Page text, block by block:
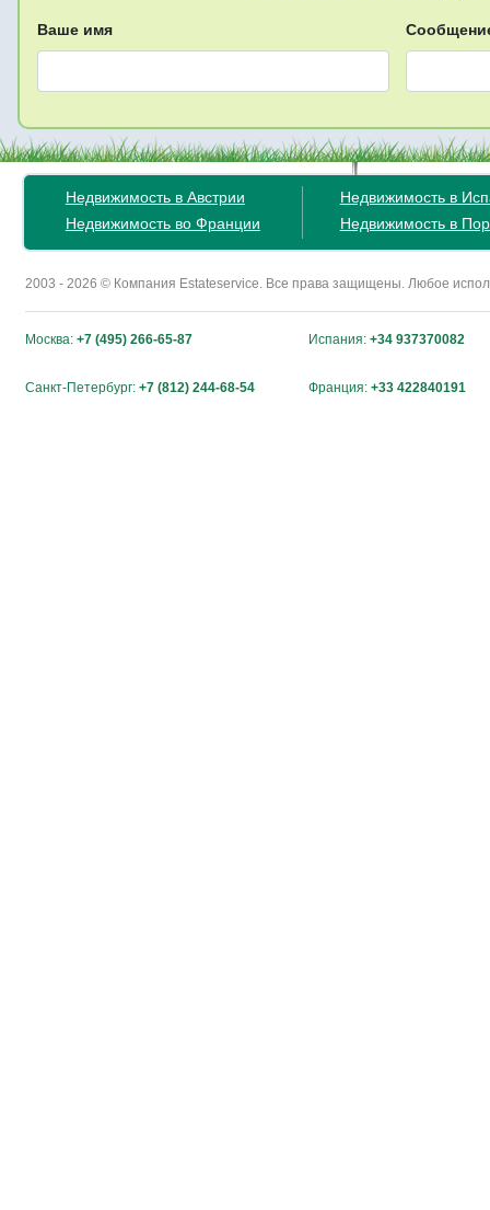
Ваше имя
Недвижимость в Австрии
Недвижимость во Франции
Недвижимость в
Недвижимость в
2003 - 2026 © Компания Estateservice. Все права защищены. Любое
Москва: +7 (495) 266-65-87 Испания: +34 937370082
Санкт-Петербург: +7 (812) 244-68-54 Франция: +33 422840191